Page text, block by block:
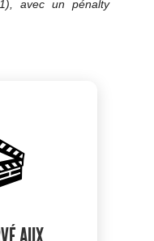
avec un pénalty